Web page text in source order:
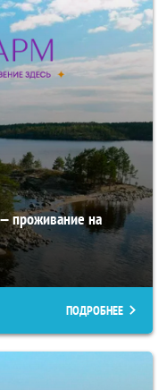
проживание на
ПОДРОБНЕЕ